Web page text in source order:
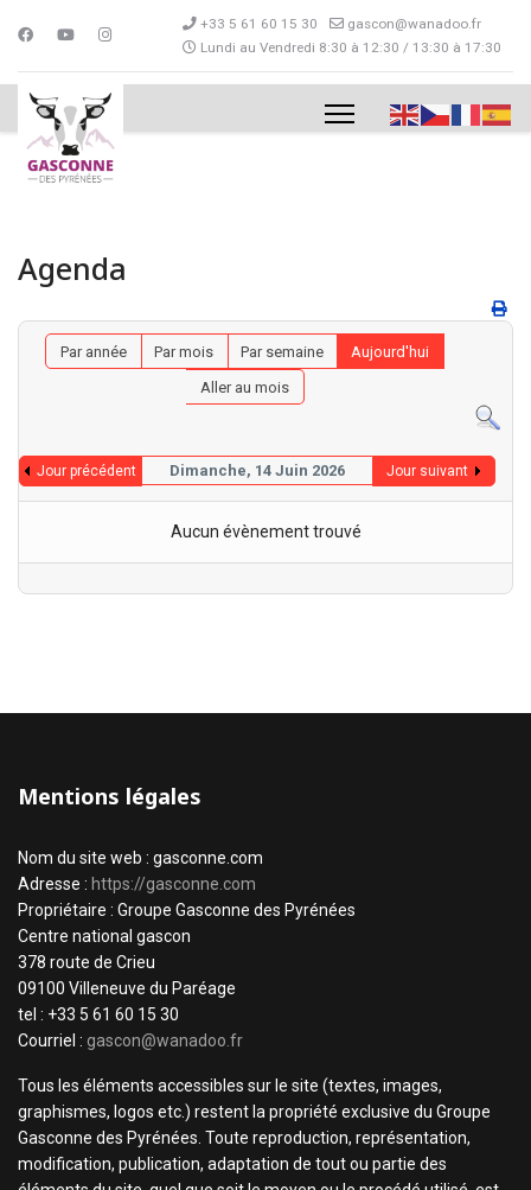
+33 5 61 60 15 30
gascon@wanadoo.fr
Lundi au Vendredi 8:30 à 12:30 / 13:30 à 17:30
Agenda
Par année Par mois Par semaine
Aujourd'hui
Aller au mois
Jour précédent Dimanche, 14 Juin 2026 Jour suivant
Aucun évènement trouvé
Mentions légales
Nom du site web : gasconne.com
Adresse : https://gasconne.com
Propriétaire : Groupe Gasconne des Pyrénées
Centre national gascon
378 route de Crieu
09100 Villeneuve du Paréage
tel : +33 5 61 60 15 30
Courriel : gascon@wanadoo.fr
Tous les éléments accessibles sur le site (textes, images,
graphismes, logos etc.) restent la propriété exclusive du Groupe
Gasconne des Pyrénées. Toute reproduction, représentation,
modification, publication, adaptation de tout ou partie des